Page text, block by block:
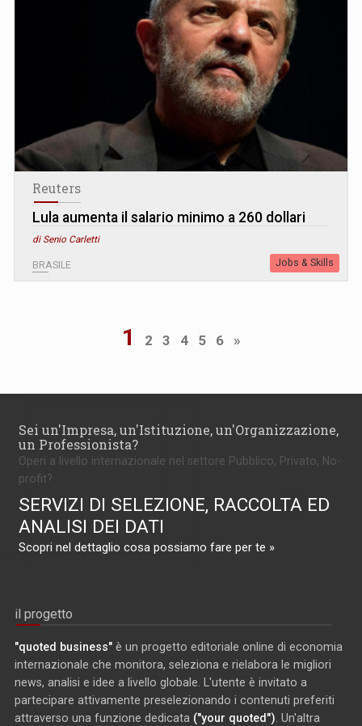
Reuters
Lula aumenta il salario minimo a 260 dollari
di Senio Carletti
BRASILE Jobs & Skills
1 2 3 4 5 6 »
Sei un'Impresa, un'Istituzione, un'Organizzazione,
un Professionista?
Operi a livello internazionale nel settore Pubblico, Privato, No-
profit?
SERVIZI DI SELEZIONE, RACCOLTA ED
ANALISI DEI DATI
Scopri nel dettaglio cosa possiamo fare per te »
il progetto
"quoted business" è un progetto editoriale online di economia
internazionale che monitora, seleziona e rielabora le migliori
news, analisi e idee a livello globale. L'utente è invitato a
partecipare attivamente preselezionando i contenuti preferiti
attraverso una funzione dedicata ("your quoted") . Un'altra